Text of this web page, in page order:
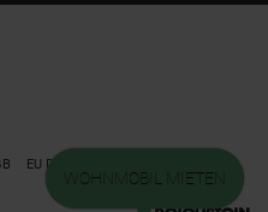
EU Data Act Cookie Einstellungen
WOHNMOBIL MIETEN